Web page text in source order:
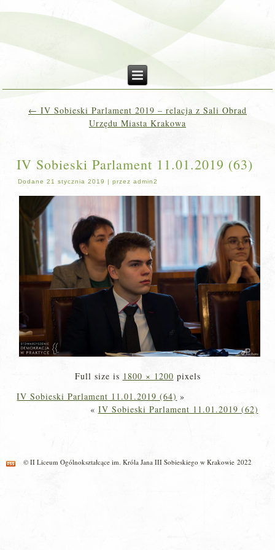
← IV Sobieski Parlament 2019 – relacja z Sali Obrad
Urzędu Miasta Krakowa
IV Sobieski Parlament 11.01.2019 (63)
Dodane 21 stycznia 2019 |przez admin2
Full size is 1800 × 1200 pixels
IV Sobieski Parlament 11.01.2019 (64) »
« IV Sobieski Parlament 11.01.2019 (62)
© II Liceum Ogólnokształcące im. Króla Jana III Sobieskiego w Krakowie 2022